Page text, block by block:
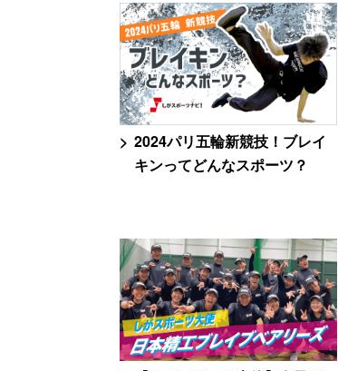
2024パリ五輪新競技！ブレイ
キンってどんなスポーツ？